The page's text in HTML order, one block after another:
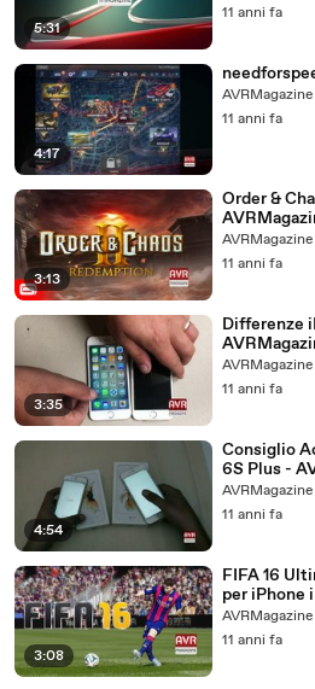
5:31
11 anni fa
4:17
AVRMagazine
11 anni fa
3:13
Order &
AVRMagazine
11 anni fa
3:35
Differenze
AVRMagazine
11 anni fa
4:54
Consiglio
6S Plus -
AVRMagazine
11 anni fa
3:08
FIFA 16
per iPhone
AVRMagazine
11 anni fa